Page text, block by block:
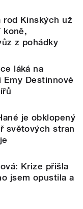
rod Kinských už
koně,
z pohádky
láká na
Destinnové
je obklopený
světových stran
Krize přišla
jsem opustila a